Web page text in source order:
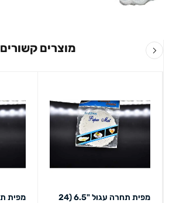
מוצרים קשורים
מפית תחרה עגול "6.5 (24